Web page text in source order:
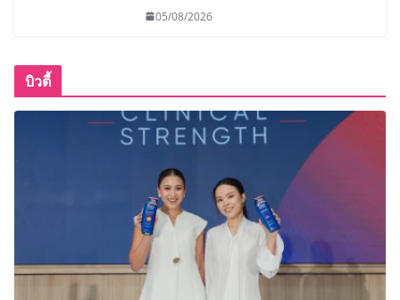
05/08/2026
บิวตี้